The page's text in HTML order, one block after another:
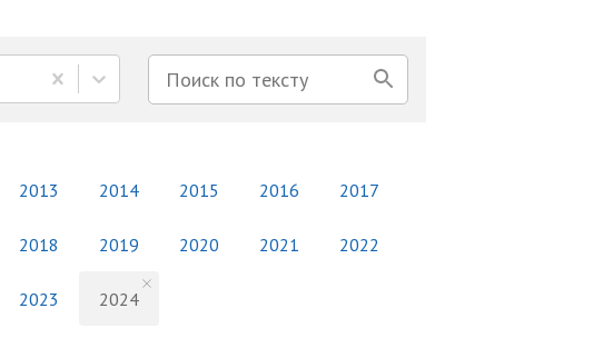
2013 2014 2015 2016 2017
2018 2019 2020 2021 2022
2023 2024